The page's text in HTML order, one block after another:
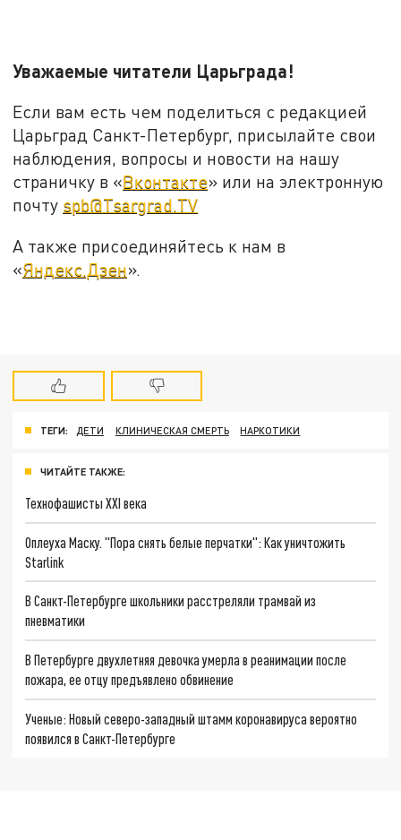
Уважаемые читатели Царьграда!
Если вам есть чем поделиться с редакцией
Царьград Санкт-Петербург, присылайте свои
наблюдения, вопросы и новости на нашу
страничку в «Вконтакте» или на электронную
почту spb@Tsargrad.TV
А также присоединяйтесь к нам в
«Яндекс.Дзен».
ТЕГИ: ДЕТИ КЛИНИЧЕСКАЯ СМЕРТЬ НАРКОТИКИ
ЧИТАЙТЕ ТАКЖЕ:
Технофашисты XXI века
Оплеуха Маску. "Пора снять белые перчатки": Как уничтожить
Starlink
В Санкт-Петербурге школьники расстреляли трамвай из
пневматики
В Петербурге двухлетняя девочка умерла в реанимации после
пожара, ее отцу предъявлено обвинение
Ученые: Новый северо-западный штамм коронавируса вероятно
появился в Санкт-Петербурге